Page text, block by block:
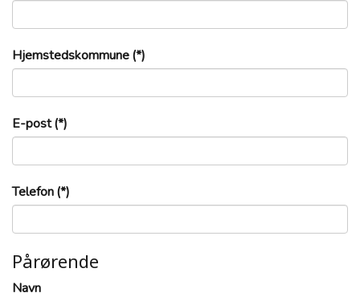
Hjemstedskommune(*)
E-post(*)
Telefon(*)
Pårørende
Navn